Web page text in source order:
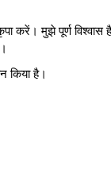
मुझे पूर्ण विश्वास
किया है।